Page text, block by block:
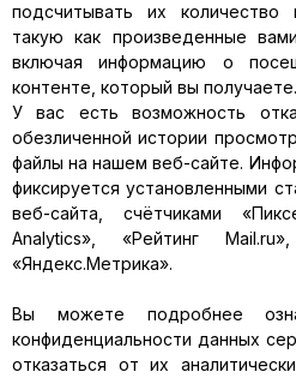
подсчитывать их
такую как произведенные
включая информацию о
контенте, который вы получаете.
У вас есть возможность
обезличенной истории
файлы на нашем веб-сайте.
фиксируется установленными
веб-сайта, счётчиками
Analytics», «Рейтинг
«Яндекс.Метрика».
Вы можете подробнее
конфиденциальности данных
отказаться от их